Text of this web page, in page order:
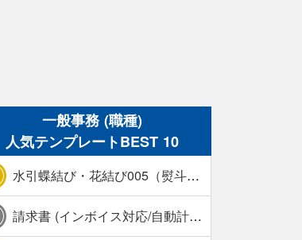
一般事務 (職種)
人気テンプレートBEST 10
水引蝶結び・花結び005（熨斗あり）
請求書 (インボイス対応/自動計算/A4 縦) カラー 使い方解説あり